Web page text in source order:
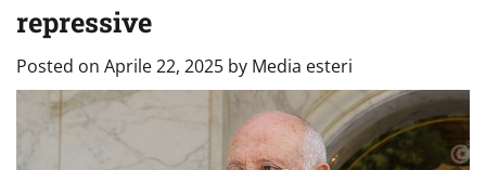
repressive
Posted on Aprile 22, 2025 by Media esteri